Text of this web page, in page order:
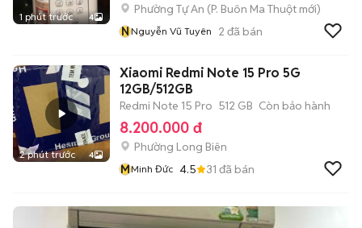
1 phút trước 4
Phường Tự An (P. Buôn Ma Thuột mới)
NNguyễn Vũ Tuyên 2 đã bán
2 phút trước 4
Xiaomi Redmi Note 15 Pro 5G
12GB/512GB
Redmi Note 15 Pro 512 GB Còn bảo hành
8.200.000 đ
Phường Long Biên
MMinh Đức 4.5 31 đã bán